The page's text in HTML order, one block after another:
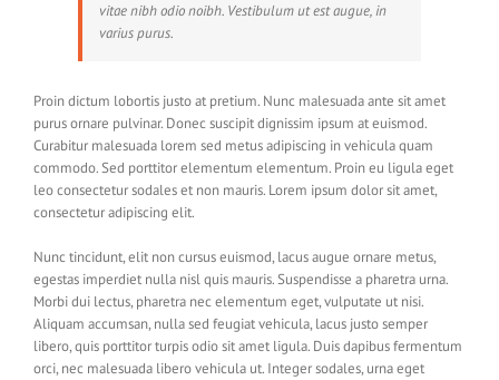
vitae nibh odio noibh. Vestibulum ut est augue, in
varius purus.
Proin dictum lobortis justo at pretium. Nunc malesuada ante sit amet
purus ornare pulvinar. Donec suscipit dignissim ipsum at euismod.
Curabitur malesuada lorem sed metus adipiscing in vehicula quam
commodo. Sed porttitor elementum elementum. Proin eu ligula eget
leo consectetur sodales et non mauris. Lorem ipsum dolor sit amet,
consectetur adipiscing elit.
Nunc tincidunt, elit non cursus euismod, lacus augue ornare metus,
egestas imperdiet nulla nisl quis mauris. Suspendisse a pharetra urna.
Morbi dui lectus, pharetra nec elementum eget, vulputate ut nisi.
Aliquam accumsan, nulla sed feugiat vehicula, lacus justo semper
libero, quis porttitor turpis odio sit amet ligula. Duis dapibus fermentum
orci, nec malesuada libero vehicula ut. Integer sodales, urna eget